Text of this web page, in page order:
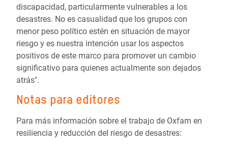
discapacidad, particularmente vulnerables a los
desastres. No es casualidad que los grupos con
menor peso político estén en situación de mayor
riesgo y es nuestra intención usar los aspectos
positivos de este marco para promover un cambio
significativo para quienes actualmente son dejados
atrás".
Notas para editores
Para más información sobre el trabajo de Oxfam en
resiliencia y reducción del riesgo de desastres: